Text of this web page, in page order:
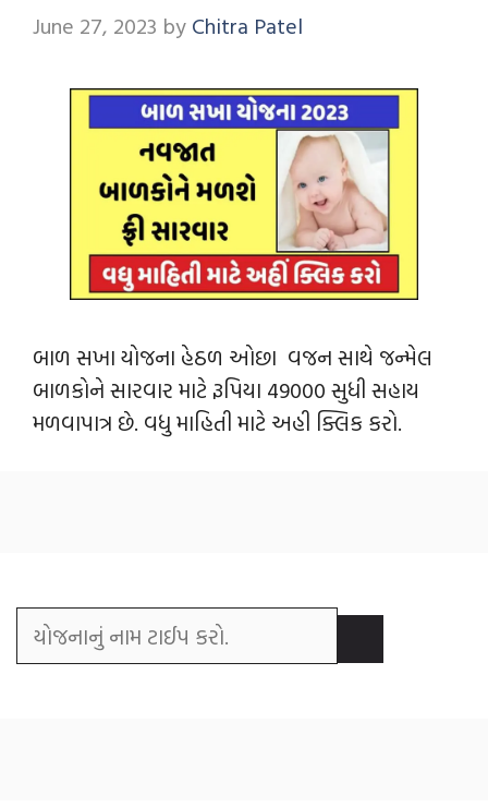
June 27, 2023 by Chitra Patel
બાળ સખા યોજના હેઠળ ઓછા વજન સાથે જન્મેલ
બાળકોને સારવાર માટે રૂપિયા 49000 સુધી સહાય
મળવાપાત્ર છે. વધુ માહિતી માટે અહી ક્લિક કરો.